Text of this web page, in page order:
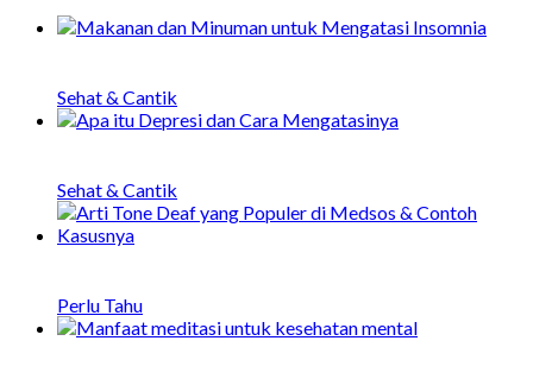
Sehat & Cantik
Sehat & Cantik
Perlu Tahu